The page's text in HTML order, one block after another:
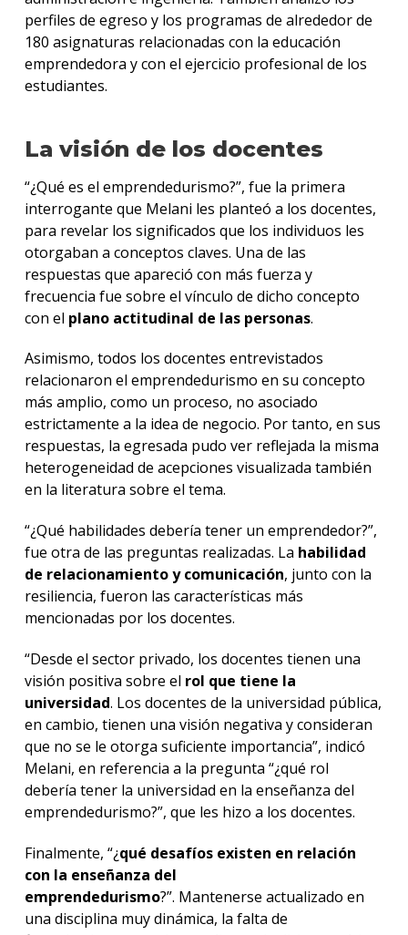
perfiles de egreso y los programas de alrededor de
180 asignaturas relacionadas con la educación
emprendedora y con el ejercicio profesional de los
estudiantes.
La visión de los docentes
“¿Qué es el emprendedurismo?”, fue la primera
interrogante que Melani les planteó a los docentes,
para revelar los significados que los individuos les
otorgaban a conceptos claves. Una de las
respuestas que apareció con más fuerza y
frecuencia fue sobre el vínculo de dicho concepto
con el plano actitudinal de las personas.
Asimismo, todos los docentes entrevistados
relacionaron el emprendedurismo en su concepto
más amplio, como un proceso, no asociado
estrictamente a la idea de negocio. Por tanto, en sus
respuestas, la egresada pudo ver reflejada la misma
heterogeneidad de acepciones visualizada también
en la literatura sobre el tema.
“¿Qué habilidades debería tener un emprendedor?”,
fue otra de las preguntas realizadas. La habilidad
de relacionamiento y comunicación, junto con la
resiliencia, fueron las características más
mencionadas por los docentes.
“Desde el sector privado, los docentes tienen una
visión positiva sobre el rol que tiene la
universidad. Los docentes de la universidad pública,
en cambio, tienen una visión negativa y consideran
que no se le otorga suficiente importancia”, indicó
Melani, en referencia a la pregunta “¿qué rol
debería tener la universidad en la enseñanza del
emprendedurismo?”, que les hizo a los docentes.
Finalmente, “¿qué desafíos existen en relación
con la enseñanza del
emprendedurismo?”. Mantenerse actualizado en
una disciplina muy dinámica, la falta de